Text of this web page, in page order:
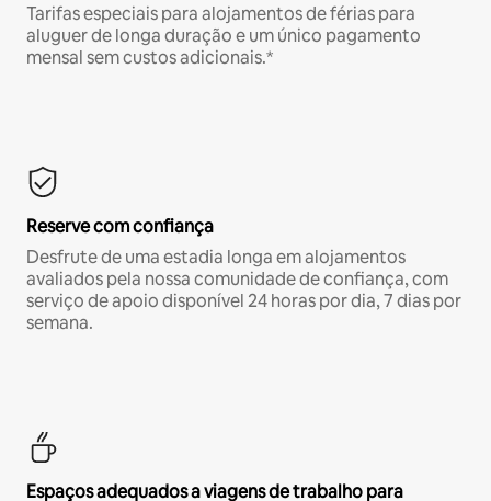
Tarifas especiais para alojamentos de férias para
aluguer de longa duração e um único pagamento
mensal sem custos adicionais.*
Reserve com confiança
Desfrute de uma estadia longa em alojamentos
avaliados pela nossa comunidade de confiança, com
serviço de apoio disponível 24 horas por dia, 7 dias por
semana.
Espaços adequados a viagens de trabalho para